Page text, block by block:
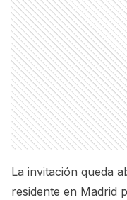
La invitación queda
residente en Madrid